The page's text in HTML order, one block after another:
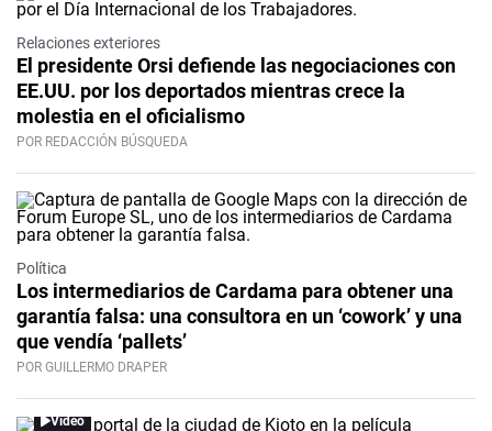
Relaciones exteriores
El presidente Orsi defiende las negociaciones con
EE.UU. por los deportados mientras crece la
molestia en el oficialismo
POR REDACCIÓN BÚSQUEDA
Política
Los intermediarios de Cardama para obtener una
garantía falsa: una consultora en un ‘cowork’ y una
que vendía ‘pallets’
POR GUILLERMO DRAPER
Video